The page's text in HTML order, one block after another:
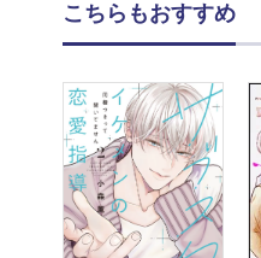
こちらもおすすめ